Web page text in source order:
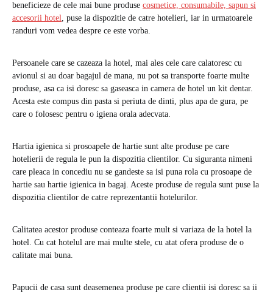
beneficieze de cele mai bune produse cosmetice, consumabile, sapun si
accesorii hotel, puse la dispozitie de catre hotelieri, iar in urmatoarele
randuri vom vedea despre ce este vorba.
Persoanele care se cazeaza la hotel, mai ales cele care calatoresc cu
avionul si au doar bagajul de mana, nu pot sa transporte foarte multe
produse, asa ca isi doresc sa gaseasca in camera de hotel un kit dentar.
Acesta este compus din pasta si periuta de dinti, plus apa de gura, pe
care o folosesc pentru o igiena orala adecvata.
Hartia igienica si prosoapele de hartie sunt alte produse pe care
hotelierii de regula le pun la dispozitia clientilor. Cu siguranta nimeni
care pleaca in concediu nu se gandeste sa isi puna rola cu prosoape de
hartie sau hartie igienica in bagaj. Aceste produse de regula sunt puse la
dispozitia clientilor de catre reprezentantii hotelurilor.
Calitatea acestor produse conteaza foarte mult si variaza de la hotel la
hotel. Cu cat hotelul are mai multe stele, cu atat ofera produse de o
calitate mai buna.
Papucii de casa sunt deasemenea produse pe care clientii isi doresc sa ii